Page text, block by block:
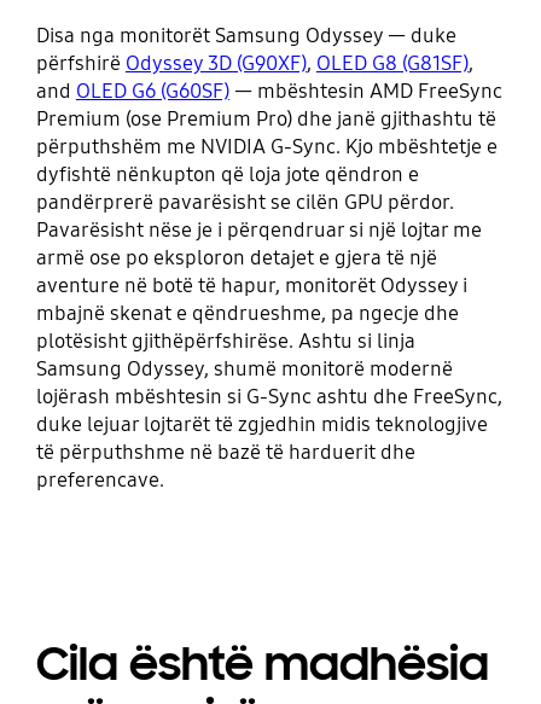
Disa nga monitorët Samsung Odyssey — duke
përfshirë Odyssey 3D (G90XF), OLED G8 (G81SF),
and OLED G6 (G60SF)— mbështesin AMD FreeSync
Premium (ose Premium Pro) dhe janë gjithashtu të
përputhshëm me NVIDIA G-Sync. Kjo mbështetje e
dyfishtë nënkupton që loja jote qëndron e
pandërprerë pavarësisht se cilën GPU përdor.
Pavarësisht nëse je i përqendruar si një lojtar me
armë ose po eksploron detajet e gjera të një
aventure në botë të hapur, monitorët Odyssey i
mbajnë skenat e qëndrueshme, pa ngecje dhe
plotësisht gjithëpërfshirëse. Ashtu si linja
Samsung Odyssey, shumë monitorë modernë
lojërash mbështesin si G-Sync ashtu dhe FreeSync,
duke lejuar lojtarët të zgjedhin midis teknologjive
të përputhshme në bazë të harduerit dhe
preferencave.
Cila është madhësia